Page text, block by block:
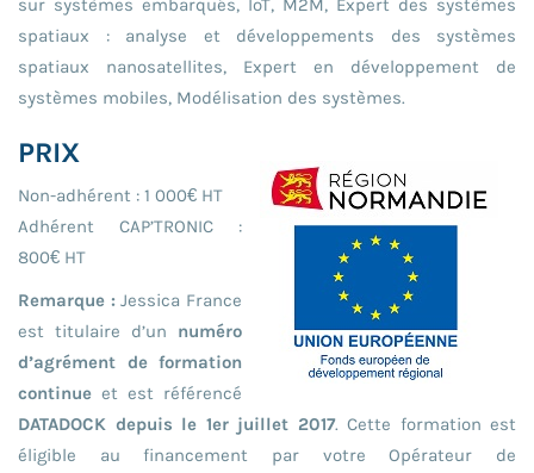
spatiaux : analyse et développements des systèmes
spatiaux nanosatellites, Expert en développement de
systèmes mobiles, Modélisation des systèmes.
PRIX
Non-adhérent : 1 000€ HT
Adhérent CAP’TRONIC :
800€ HT
Remarque :Jessica France
est titulaire d’un numéro
d’agrément de formation
continue et est référencé
DATADOCK depuis le 1er juillet 2017. Cette formation est
éligible au financement par votre Opérateur de